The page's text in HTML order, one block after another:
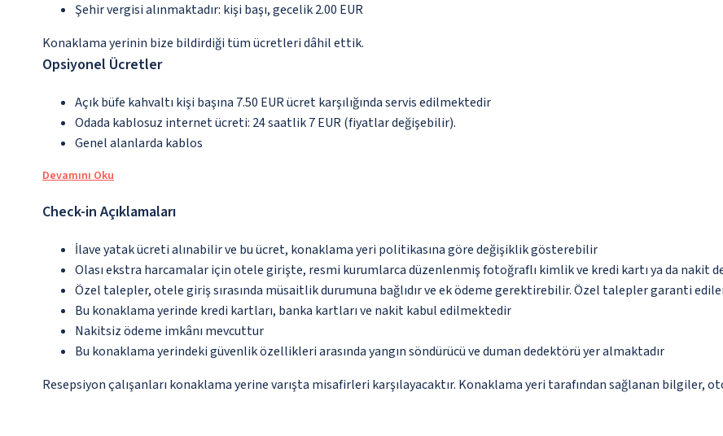
Şehir vergisi alınmaktadır: kişi başı, gecelik 2.00 EUR
Konaklama yerinin bize bildirdiği tüm ücretleri dâhil ettik.
Opsiyonel Ücretler
Açık büfe kahvaltı kişi başına 7.50 EUR ücret karşılığında servis edilmektedir
Odada kablosuz internet ücreti: 24 saatlik 7 EUR (fiyatlar değişebilir).
Genel alanlarda kablos
Devamını Oku
Check-in Açıklamaları
İlave yatak ücreti alınabilir ve bu ücret, konaklama yeri politikasına göre değişiklik gösterebilir
Olası ekstra harcamalar için otele girişte, resmi kurumlarca düzenlenmiş fotoğraflı kimlik ve kredi kartı ya da nakit
Özel talepler, otele giriş sırasında müsaitlik durumuna bağlıdır ve ek ödeme gerektirebilir. Özel talepler garanti
Bu konaklama yerinde kredi kartları, banka kartları ve nakit kabul edilmektedir
Nakitsiz ödeme imkânı mevcuttur
Bu konaklama yerindeki güvenlik özellikleri arasında yangın söndürücü ve duman dedektörü yer almaktadır
Resepsiyon çalışanları konaklama yerine varışta misafirleri karşılayacaktır. Konaklama yeri tarafından sağlanan